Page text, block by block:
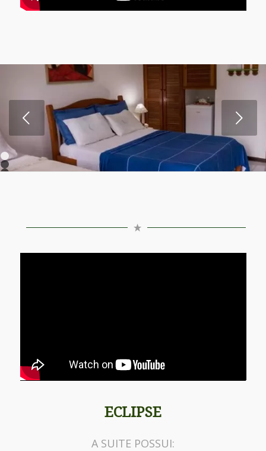
Próximo
1
2
ECLIPSE
A SUITE POSSUI: